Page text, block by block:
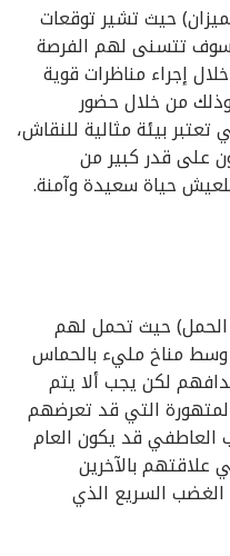
حيث تشيرتوقعات
سوف تتسنى لهم الفرصة
إجراء مناظرات قوية
من خلال حضور
تعتبر بيئة مثالية للنقاش،
على قدر كبير من
حياة سعيدة وآمنة.
حيث تحمل لهم
وسط مناخ مليء بالحماس
لكن يجب ألا يتم
المتهورة التي قد تعرضهم
العاطفي قد يكون العام
علاقتهم بالآخرين
السريع الذي